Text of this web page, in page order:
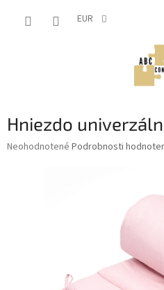
EUR
Hniezdo
Priemerné
Neohodnotené Podrobnosti